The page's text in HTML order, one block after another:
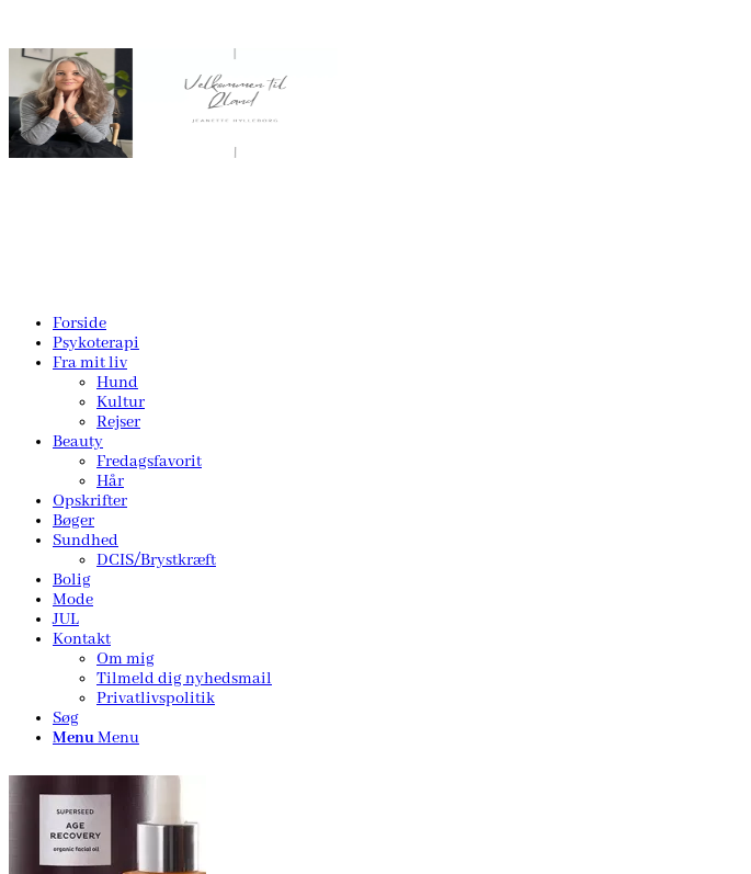
Forside
Psykoterapi
Fra mit liv
Hund
Kultur
Rejser
Beauty
Fredagsfavorit
Hår
Opskrifter
Bøger
Sundhed
DCIS/Brystkræft
Bolig
Mode
JUL
Kontakt
Om mig
Tilmeld dig nyhedsmail
Privatlivspolitik
Søg
MenuMenu